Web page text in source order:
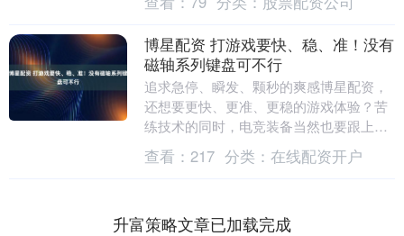
面相当出....
博星配资 打游戏要快、稳、准！没有
磁轴系列键盘可不行
追求急停、瞬发、颗秒的爽感博星配资，
还想要更快、更准、更稳的游戏体验？苦
练技术的同时，电竞装备当然也要跟上。
这两款超给力的ROG磁轴键盘不能错过。
ROG影魔7....
查看： 217 分类： 在线配资开户
升富策略文章已加载完成